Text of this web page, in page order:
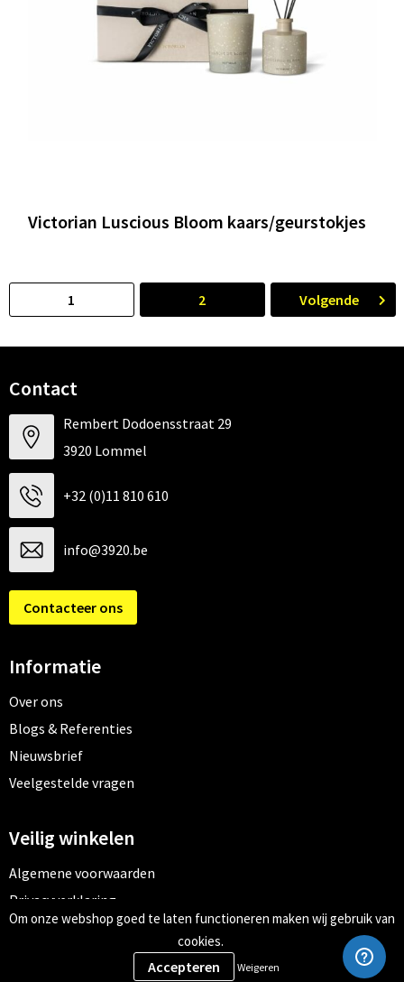
Victorian Luscious Bloom kaars/geurstokjes
1 2 Volgende
Contact
Rembert Dodoensstraat 29
3920 Lommel
+32 (0)11 810 610
info@3920.be
Contacteer ons
Informatie
Over ons
Blogs & Referenties
Nieuwsbrief
Veelgestelde vragen
Veilig winkelen
Algemene voorwaarden
Privacyverklaring
Cookiebeleid
Om onze webshop goed te laten functioneren maken wij gebruik van
cookies.
Weigeren